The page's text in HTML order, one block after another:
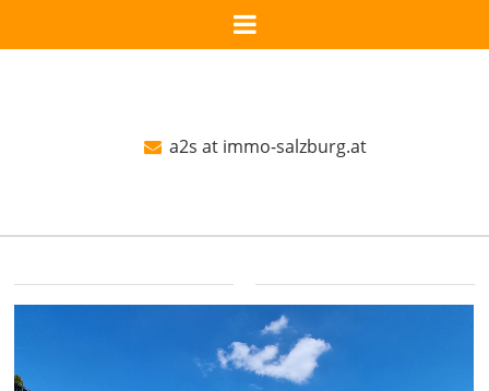
a2s at immo-salzburg.at